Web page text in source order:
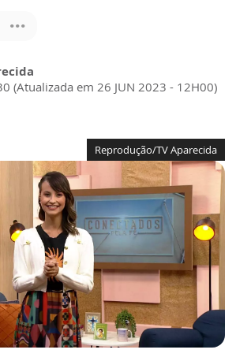
(Atualizada em 26 JUN 2023 - 12H00)
Reprodução/TV Aparecida